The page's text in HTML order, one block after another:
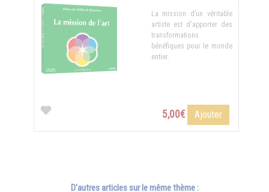
La mission d’un véritable
artiste est d'apporter des
transformations
bénéfiques pour le monde
entier.
5,00€ Ajouter
D'autres articles sur le même thème :